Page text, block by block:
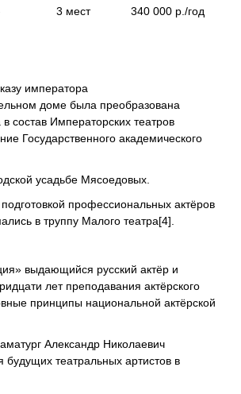
3 мест 340 000 р./год
императора
доме была преобразована
состав Императорских театров
Государственного академического
усадьбе Мясоедовых.
профессиональных актёров
в труппу Малого театра[4].
выдающийся русский актёр и
лет преподавания актёрского
принципы национальной актёрской
Александр Николаевич
театральных артистов в